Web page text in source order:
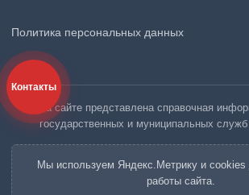
Политика персональных данных
На сайте представлена справочная
государственных и муниципальных служб
Мы используем Яндекс.Метрику и
работы сайта.
Контакты